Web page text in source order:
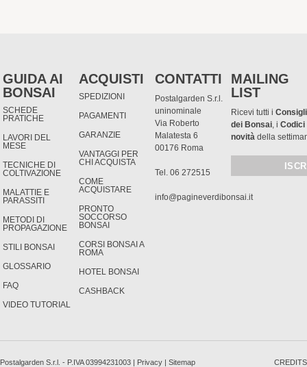
GUIDA AI
BONSAI
SCHEDE
PRATICHE
LAVORI DEL
MESE
TECNICHE DI
COLTIVAZIONE
MALATTIE E
PARASSITI
METODI DI
PROPAGAZIONE
STILI BONSAI
GLOSSARIO
FAQ
VIDEO TUTORIAL
ACQUISTI
SPEDIZIONI
PAGAMENTI
GARANZIE
VANTAGGI PER
CHI ACQUISTA
COME
ACQUISTARE
PRONTO
SOCCORSO
BONSAI
CORSI BONSAI A
ROMA
HOTEL BONSAI
CASHBACK
CONTATTI
Postalgarden S.r.l.
uninominale
Via Roberto
Malatesta 6
00176 Roma
Tel. 06 272515
info@pagineverdibonsai.it
MAILING
LIST
Ricevi tutti i
dei Bonsai, iCodici
novità della
Postalgarden S.r.l. - P.IVA 03994231003 | Privacy | Sitemap CREDITS